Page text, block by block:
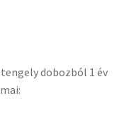
dobozból 1 év